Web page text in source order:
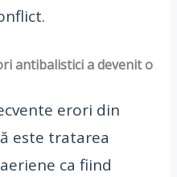
antibalistici a devenit o
erori din
este tratarea
ca fiind